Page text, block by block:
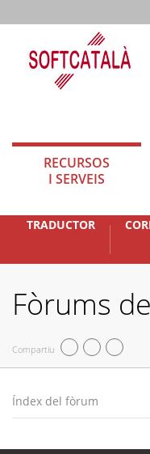
RECURSOS
I SERVEIS
TRADUCTOR
Fòrums
Compartiu
Índex del fòrum